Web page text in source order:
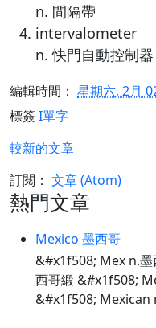
n. 間隔帶
intervalometer
n. 快門自動控制器
編輯時間： 星期六, 2月
標簽 I單字
較新的文章
訂閱： 文章 (Atom)
熱門文章
Mexico 墨西哥
&#x1f508; Mex n.
西哥緞 &#x1f508;
&#x1f508; Mexican